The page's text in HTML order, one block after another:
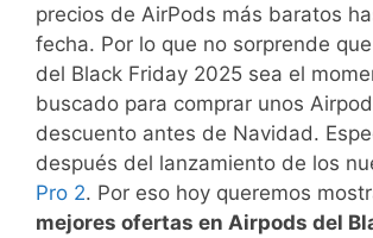
precios de AirPods más baratos
fecha. Por lo que no sorprende
del Black Friday 2025 sea el
buscado para comprar unos
descuento antes de Navidad.
después del lanzamiento de los
Pro 2. Por eso hoy queremos
mejores ofertas en Airpods del